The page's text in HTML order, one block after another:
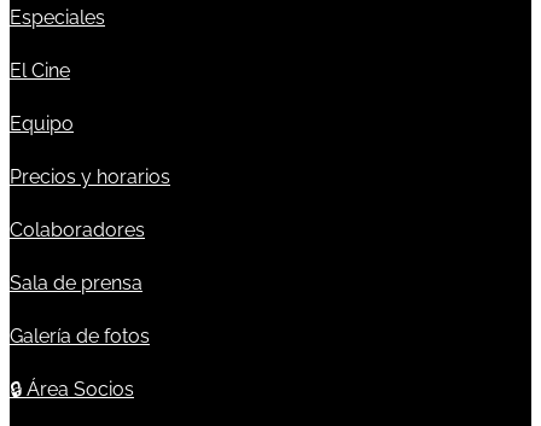
Especiales
El Cine
Equipo
Precios y horarios
Colaboradores
Sala de prensa
Galería de fotos
🔒 Área Socios